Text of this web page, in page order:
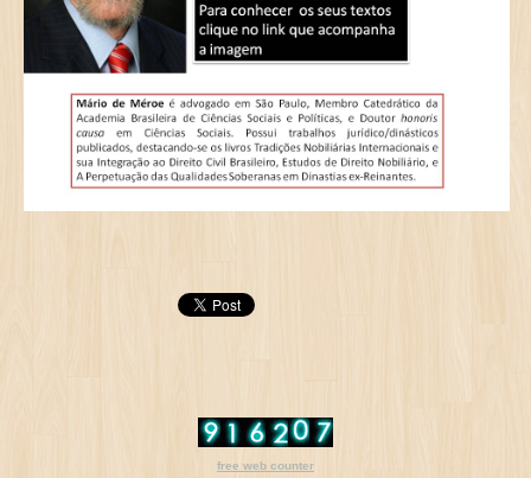
free web counter